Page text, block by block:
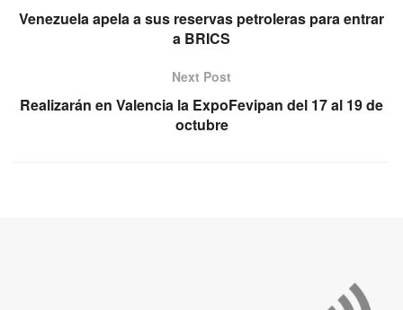
Venezuela apela a sus reservas petroleras para entrar
a BRICS
Next Post
Realizarán en Valencia la ExpoFevipan del 17 al 19 de
octubre